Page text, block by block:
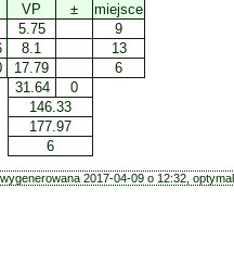
VP ±
miejsce
5.75
9
8.1
13
17.79
6
31.64
0
146.33
177.97
6
2017-04-09 o 12:32,